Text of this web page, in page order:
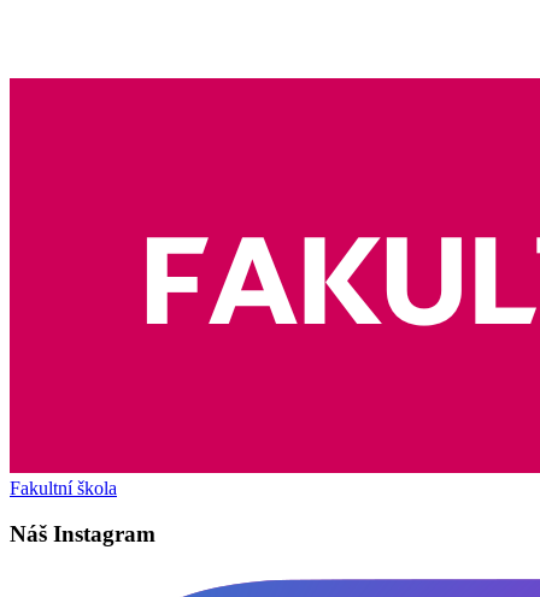
Fakultní škola
Náš Instagram